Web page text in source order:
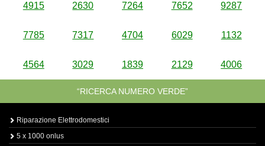
4915 2630 7264 7652 9287
7785 7317 4704 6029 1132
4564 3029 1839 2129 4006
“RICERCA NUMERO VERDE”
Riparazione Elettrodomestici
5 x 1000 onlus